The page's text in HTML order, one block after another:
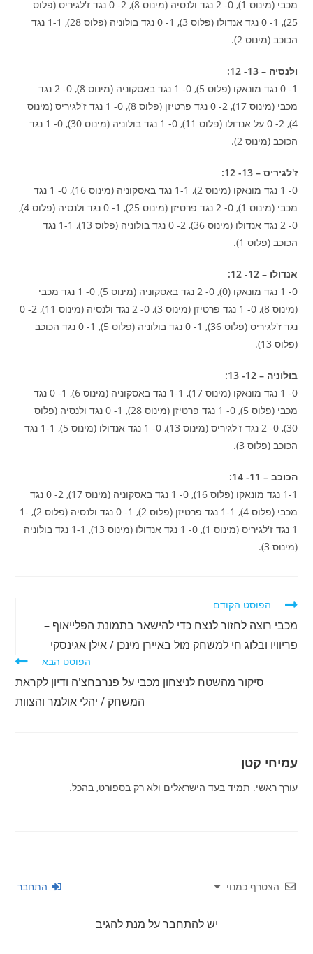
מכבי (מינוס 1), 0- 2 נגד ולנסיה (מינוס 8), 2- 0 נגד ז'לגיריס (פלוס
25), 1- 0 נגד אנדולו (פלוס 3), 1- 0 נגד בולוניה (פלוס 28), 1-1 נגד
הכוכב (מינוס 2).
ולנסיה – 13- 12:
1- 0 נגד מונאקו (פלוס 5), 0- 1 נגד באסקוניה (מינוס 8), 0- 2 נגד
מכבי (מינוס 17), 2- 0 נגד פרטיזן (פלוס 8), 0- 1 נגד ז'לגיריס (מינוס
4), 2- 0 על אנדולו (פלוס 11), 0- 1 נגד בולוניה (מינוס 30), 0- 1 נגד
הכוכב (מינוס 2).
ז'לגיריס – 13- 12:
0- 1 נגד מונאקו (מינוס 2), 1-1 נגד באסקוניה (מינוס 16), 0- 1 נגד
מכבי (מינוס 1), 0- 2 נגד פרטיזן (מינוס 25), 1- 0 נגד ולנסיה (פלוס 4),
0- 2 נגד אנדולו (מינוס 36), 2- 0 נגד בולוניה (פלוס 13), 1-1 נגד
הכוכב (פלוס 1).
אנדולו – 12- 12:
0- 1 נגד מונאקו (0), 0- 2 נגד באסקוניה (מינוס 5), 0- 1 נגד מכבי
(מינוס 8), 0- 1 נגד פרטיזן (מינוס 3), 0- 2 נגד ולנסיה (מינוס 11), 2- 0
נגד ז'לגיריס (פלוס 36), 1- 0 נגד בולוניה (פלוס 5), 1- 0 נגד הכוכב
(פלוס 13).
בולוניה – 12- 13:
0- 1 נגד מונאקו (מינוס 17), 1-1 נגד באסקוניה (מינוס 6), 1- 0 נגד
מכבי (פלוס 5), 0- 1 נגד פרטיזן (מינוס 28), 1- 0 נגד ולנסיה (פלוס
30), 0- 2 נגד ז'לגיריס (מינוס 13), 0- 1 נגד אנדולו (מינוס 5), 1-1 נגד
הכוכב (פלוס 3).
הכוכב – 11- 14:
1-1 נגד מונאקו (פלוס 16), 0- 1 נגד באסקוניה (מינוס 17), 2- 0 נגד
מכבי (פלוס 4), 1-1 נגד פרטיזן (פלוס 2), 1- 0 נגד ולנסיה (פלוס 2), 1-
1 נגד ז'לגיריס (מינוס 1), 0- 1 נגד אנדולו (מינוס 13), 1-1 נגד בולוניה
(מינוס 3).
לקרוא
נוספים
הפוסט הקודם
מכבי רוצה לחזור לנצח כדי להישאר בתמונת הפלייאוף –
פריוויו ובלוג חי למשחק מול באיירן מינכן / אילן אגינסקי
הפוסט הבא
סיקור מהשטח לניצחון מכבי על פנרבחצ'ה ודיון לקראת
המשחק / יהלי אולמר והצוות
עמיחי קטן
עורך ראשי. תמיד בעד הישראלים ולא רק בספורט, בהכל.
הצטרף כמנוי התחבר
יש להתחבר על מנת להגיב